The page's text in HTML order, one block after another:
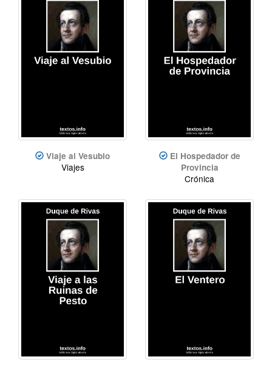
Viaje al Vesubio
Viajes
El Hospedador de
Provincia
Crónica